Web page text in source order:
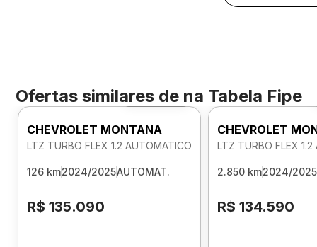
Ofertas similares de na Tabela Fipe
Foto 360º
CHEVROLET MONTANA
LTZ TURBO FLEX 1.2 AUTOMATICO
126 km2024/2025AUTOMAT.
R$ 135.090
CHEVROLET
LTZ TURBO FLEX
2.850 km2024/2025
R$ 134.590